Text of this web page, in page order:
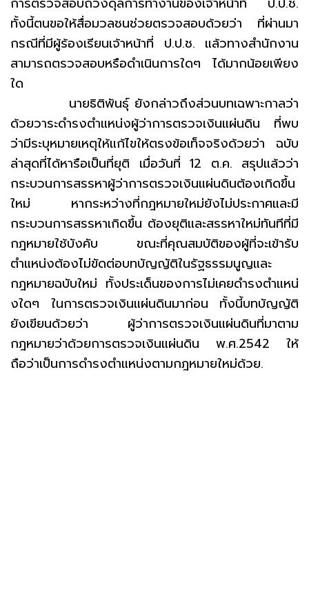
ทั้งนี้ตนขอให้สื่อมวลชนช่วยตรวจสอบด้วยว่า ที่ผ่านมา
กรณีที่มีผู้ร้องเรียนเจ้าหน้าที่ ป.ป.ช. แล้วทางสำนักงาน
สามารถตรวจสอบหรือดำเนินการใดๆ ได้มากน้อยเพียง
ใด
นายธิติพันธุ์ ยังกล่าวถึงส่วนบทเฉพาะกาลว่า
ด้วยวาระดำรงตำแหน่งผู้ว่าการตรวจเงินแผ่นดิน ที่พบ
ว่ามีระบุหมายเหตุให้แก้ไขให้ตรงข้อเท็จจริงด้วยว่า ฉบับ
ล่าสุดที่ได้หารือเป็นที่ยุติ เมื่อวันที่ 12 ต.ค. สรุปแล้วว่า
กระบวนการสรรหาผู้ว่าการตรวจเงินแผ่นดินต้องเกิดขึ้น
ใหม่ หากระหว่างที่กฎหมายใหม่ยังไม่ประกาศและมี
กระบวนการสรรหาเกิดขึ้น ต้องยุติและสรรหาใหม่ทันทีที่มี
กฎหมายใช้บังคับ ขณะที่คุณสมบัติของผู้ที่จะเข้ารับ
ตำแหน่งต้องไม่ขัดต่อบทบัญญัติในรัฐธรรมนูญและ
กฎหมายฉบับใหม่ ทั้งประเด็นของการไม่เคยดำรงตำแหน่
งใดๆ ในการตรวจเงินแผ่นดินมาก่อน ทั้งนี้บทบัญญัติ
ยังเขียนด้วยว่า ผู้ว่าการตรวจเงินแผ่นดินที่มาตาม
กฎหมายว่าด้วยการตรวจเงินแผ่นดิน พ.ศ.2542 ให้
ถือว่าเป็นการดำรงตำแหน่งตามกฎหมายใหม่ด้วย.